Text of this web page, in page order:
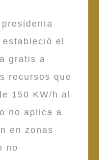
el
gratis a
recursos que
150 KW/h al
no aplica a
en zonas
no